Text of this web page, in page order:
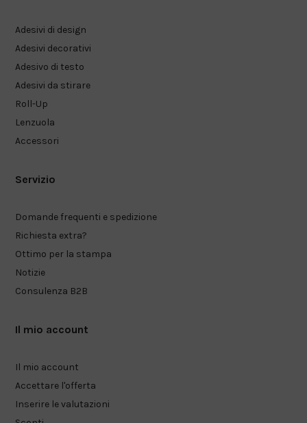
Adesivi di design
Adesivi decorativi
Adesivo di testo
Adesivi da stirare
Roll-Up
Lenzuola
Accessori
Servizio
Domande frequenti e spedizione
Richiesta extra?
Ottimo per la stampa
Notizie
Consulenza B2B
Il mio account
Il mio account
Accettare l'offerta
Inserire le valutazioni